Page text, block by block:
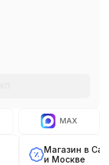
MAX
Магазин в
и Москве